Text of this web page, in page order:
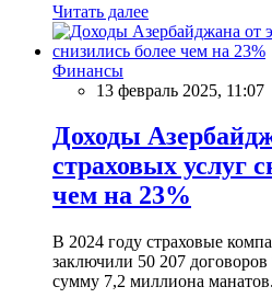
Читать далее
Финансы
13 февраль 2025, 11:07
Доходы
страховых услуг
чем на 23%
В 2024 году страховые
заключили 50 207
сумму 7,2 миллиона манатов.